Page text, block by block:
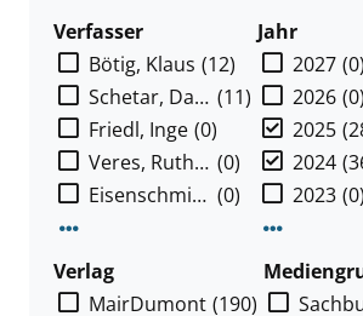
Suchfilter
Zur Trefferliste springen
Verfasser
(12)
Bötig, Klaus
(11)
Schetar, Daniela
(0)
Friedl, Inge
(0)
Veres, Ruth [Ill.]
(0)
Eisenschmid, Rainer [Red.]
Mehr Verfasser-Filter anzeigen
Jahr
(0)
2027
(0)
2026
2025
2024
(0)
2023
Verlag
(190)
MairDumont